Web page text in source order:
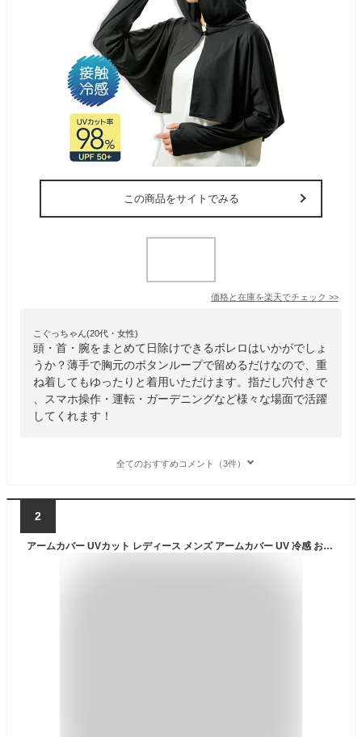
この商品をサイトでみる
価格と在庫を楽天でチェック >>
こぐっちゃん(20代・女性)
頭・首・腕をまとめて日除けできるボレロはいかがでしょ
うか？薄手で胸元のボタンループで留めるだけなので、重
ね着してもゆったりと着用いただけます。指だし穴付きで
、スマホ操作・運転・ガーデニングなど様々な場面で活躍
してくれます！
全てのおすすめコメント（3件）
2
アームカバー UVカット レディース メンズ アームカバー UV 冷感 おしゃれ 腕カバー冷感 スポーツ 日焼け対策 日焼け防止 吸汗速乾 指穴 指あり スポーツ スリーブ 紫外線対策 日焼け 手袋 ロング 運転 登山 アウトドア ゴルフ UVカット 紫外線 ロング 伸縮性 手袋